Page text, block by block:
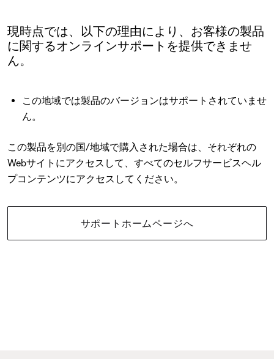
現時点では、以下の理由により、お客様の製品
に関するオンラインサポートを提供できませ
ん。
この地域では製品のバージョンはサポートされていませ
ん。
この製品を別の国/地域で購入された場合は、それぞれの
Webサイトにアクセスして、すべてのセルフサービスヘル
プコンテンツにアクセスしてください。
サポートホームページへ